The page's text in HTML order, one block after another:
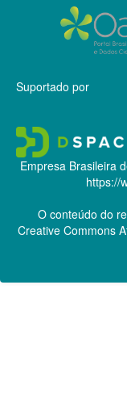
Suportado por
Empresa Brasileira
https://
O conteúdo do
Creative Commons